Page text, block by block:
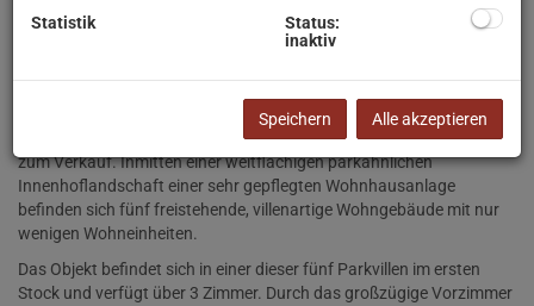
In traumhafter Lage nur eine Straßenbreite von der weltberühmten
Orangerie Schönbrunn entfernt steht diese geräumige Wohnung
zum Verkauf. Inmitten einer weitflächigen parkähnlichen
Innenhoflandschaft einer sehr gepflegten Wohnhausanlage
befinden sich fünf freistehende, villenartige Wohngebäude mit nur
wenigen Wohneinheiten.
Das Objekt befindet sich in einer dieser fünf Parkvillen im ersten
Stock und verfügt über 3 Zimmer. Durch das großzügige Vorzimmer
Statistik
Status:
inaktiv
Speichern Alle akzeptieren